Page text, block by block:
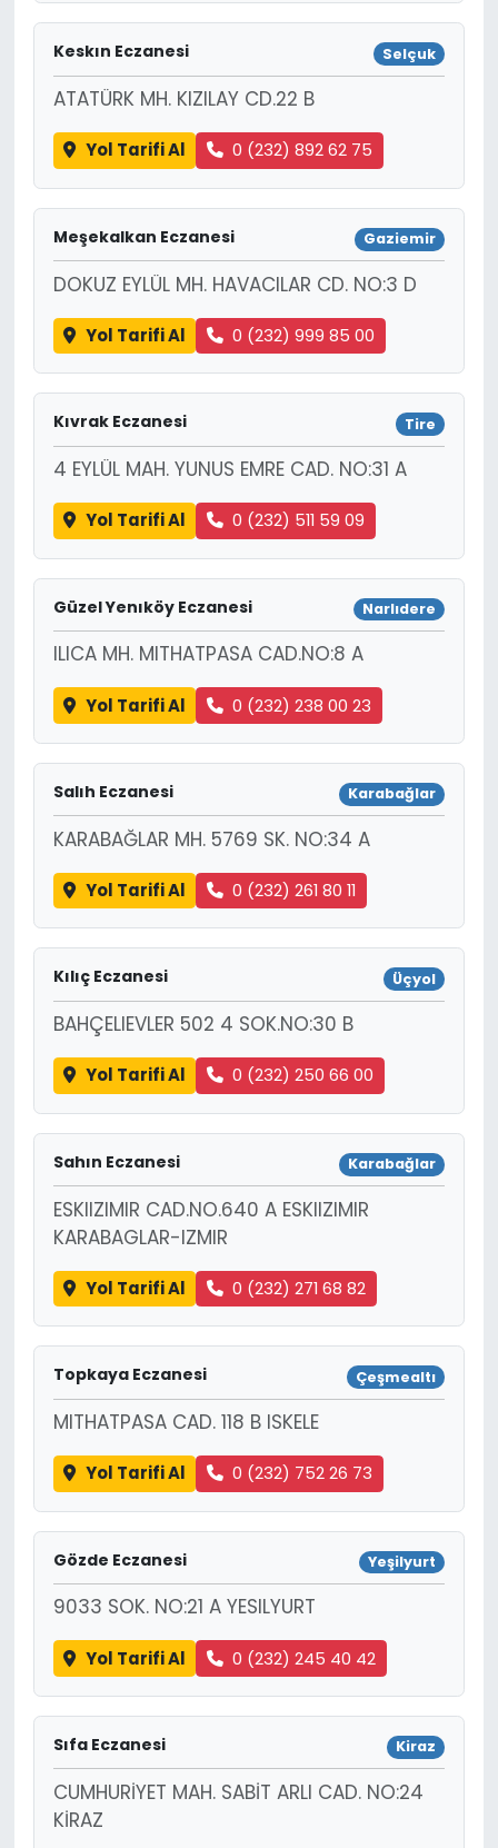
Keskın Eczanesi Selçuk
ATATÜRK MH. KIZILAY CD.22 B
Yol Tarifi Al 0 (232) 892 62 75
Meşekalkan Eczanesi Gaziemir
DOKUZ EYLÜL MH. HAVACILAR CD. NO:3 D
Yol Tarifi Al 0 (232) 999 85 00
Kıvrak Eczanesi Tire
4 EYLÜL MAH. YUNUS EMRE CAD. NO:31 A
Yol Tarifi Al 0 (232) 511 59 09
Güzel Yenıköy Eczanesi Narlıdere
ILICA MH. MITHATPASA CAD.NO:8 A
Yol Tarifi Al 0 (232) 238 00 23
Salıh Eczanesi Karabağlar
KARABAĞLAR MH. 5769 SK. NO:34 A
Yol Tarifi Al 0 (232) 261 80 11
Kılıç Eczanesi Üçyol
BAHÇELIEVLER 502 4 SOK.NO:30 B
Yol Tarifi Al 0 (232) 250 66 00
Sahın Eczanesi Karabağlar
ESKIIZIMIR CAD.NO.640 A ESKIIZIMIR
KARABAGLAR-IZMIR
Yol Tarifi Al 0 (232) 271 68 82
Topkaya Eczanesi Çeşmealtı
MITHATPASA CAD. 118 B ISKELE
Yol Tarifi Al 0 (232) 752 26 73
Gözde Eczanesi Yeşilyurt
9033 SOK. NO:21 A YESILYURT
Yol Tarifi Al 0 (232) 245 40 42
Sıfa Eczanesi Kiraz
CUMHURİYET MAH. SABİT ARLI CAD. NO:24
KİRAZ